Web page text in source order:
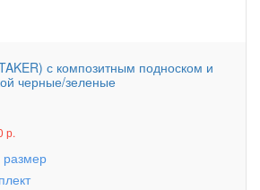
с композитным подноском и
черные/зеленые
р.